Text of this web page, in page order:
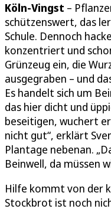
Köln-Vingst –
schützenswert, das
Schule. Dennoch
konzentriert und
Grünzeug ein, die
ausgegraben – und
Es handelt sich um
das hier dicht und
beseitigen, wuchert
nicht gut“, erklärt
Plantage nebenan.
Beinwell, da müssen
Hilfe kommt von der
Stockbrot ist noch